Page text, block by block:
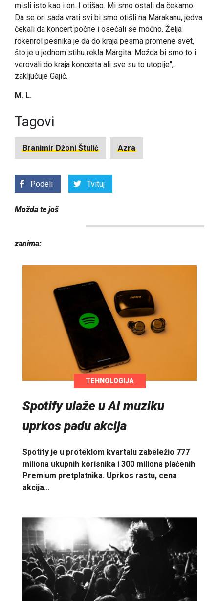
misli isto kao i on. I otišao. Mi smo ostali da čekamo.
Da se on sada vrati svi bi smo otišli na Marakanu, jedva
čekali da koncert počne i osećali se moćno. Želja
rokenrol pesnika je da do kraja pesma promene svet,
što je u jednom stihu rekla Margita. Možda bi smo to i
verovali do kraja koncerta ali sve su to utopije",
zaključuje Gajić.
M. L.
Tagovi
Branimir Džoni Štulić Azra
Podeli Tvituj
Možda te još
zanima:
TEHNOLOGIJA
Spotify ulaže u AI muziku
uprkos padu akcija
Spotify je u proteklom kvartalu zabeležio 777
miliona ukupnih korisnika i 300 miliona plaćenih
Premium pretplatnika. Uprkos rastu, cena
akcija…